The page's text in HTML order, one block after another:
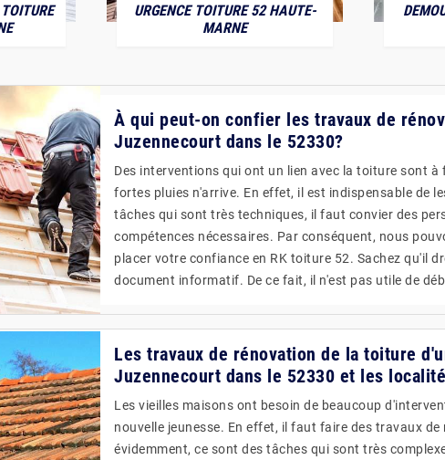
URGENCE TOITURE 52 HAUTE-
MARNE
À qui peut-on confier les travaux de
Juzennecourt dans le 52330?
Des interventions qui ont un lien avec la toiture sont à
fortes pluies n'arrive. En effet, il est indispensable de
tâches qui sont très techniques, il faut convier des
compétences nécessaires. Par conséquent, nous
placer votre confiance en RK toiture 52. Sachez qu'il
document informatif. De ce fait, il n'est pas utile de
Les travaux de rénovation de la toiture
Juzennecourt dans le 52330 et les
Les vieilles maisons ont besoin de beaucoup
nouvelle jeunesse. En effet, il faut faire des travaux
évidemment, ce sont des tâches qui sont très